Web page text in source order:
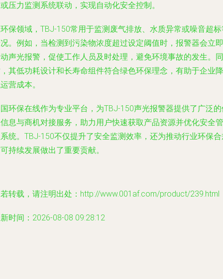
压力监测系统联动，实现自动化安全控制。
保领域，TBJ-150常用于监测废气排放、水质异常或噪音超
。例如，当检测到污染物浓度超过设定阈值时，报警器会立即
声光报警，促使工作人员及时处理，避免环境事故的发生。同
其低功耗设计和长寿命组件符合绿色环保理念，有助于企业降
营成本。
环保在线作为专业平台，为TBJ-150声光报警器提供了广泛
息与商机对接服务，助力用户快速获取产品资源并优化安全管
统。TBJ-150不仅提升了安全监测效率，还为推动行业环保
持续发展做出了重要贡献。
转载，请注明出处：http://www.001af.com/product/239.html
时间：2026-08-08 09:28:12